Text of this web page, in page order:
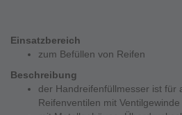
Einsatzbereich
zum Befüllen von Reifen
Beschreibung
der Handreifenfüllmesser ist für
Reifenventilen mit